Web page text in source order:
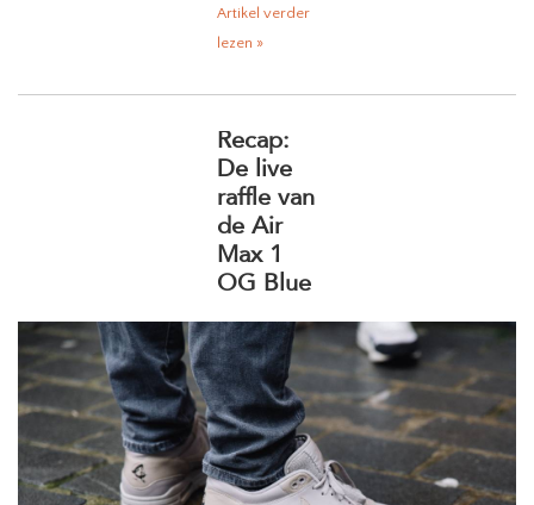
Artikel verder
lezen »
Recap:
De live
raffle van
de Air
Max 1
OG Blue